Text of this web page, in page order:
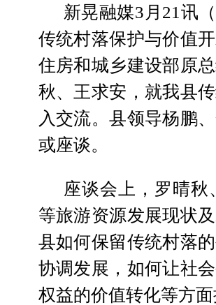
新晃融媒3月21讯
传统村落保护与价值
住房和城乡建设部原
秋、王求安，就我县
入交流。县领导杨鹏
或座谈。
座谈会上，罗晴
等旅游资源发展现状
县如何保留传统村落
协调发展，如何让社
权益的价值转化等方